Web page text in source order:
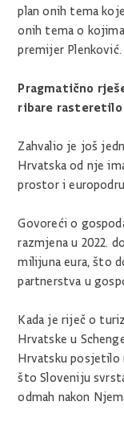
plan onih tema
onih tema o
premijer Plenković.
Pragmatično
ribare rasteretilo
Zahvalio je još
Hrvatska od nje
prostor i
Govoreći o
razmjena u 2022.
milijuna eura, što
partnerstva u
Kada je riječ o
Hrvatske u
Hrvatsku posjetilo
što Sloveniju
odmah nakon